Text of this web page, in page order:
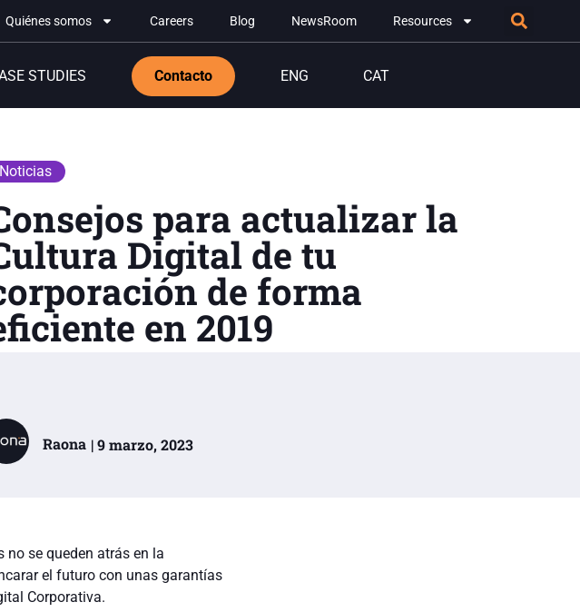
Quiénes somos Careers Blog NewsRoom Resources
STUDIES Contacto ENG CAT
Noticias
para actualizar la
Digital de tu
de forma
en 2019
Raona | 9 marzo, 2023
no se queden atrás en la
el futuro con unas garantías
Corporativa.